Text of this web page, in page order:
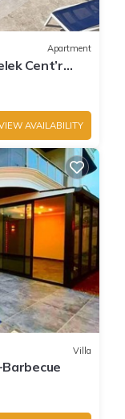
Apartment
Cent’r
AVAILABILITY
Villa